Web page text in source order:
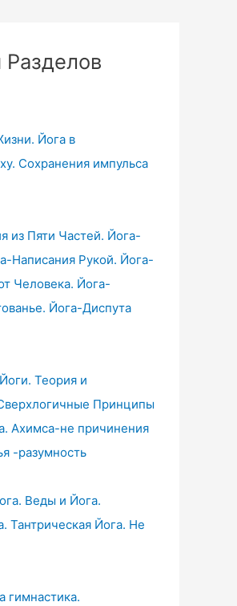
Йога в
Сохранения импульса
из Пяти Частей. Йога-
Написания Рукой. Йога-
Человека. Йога-
Йога-Диспута
Теория и
Принципы
Ахимса-не причинения
-разумность
Веды и Йога.
Тантрическая Йога. Не
гимнастика.